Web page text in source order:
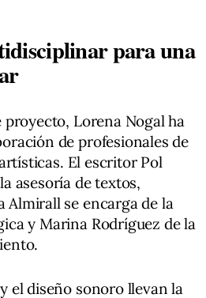
para una
Lorena Nogal ha
de profesionales de
El escritor Pol
asesoría de textos,
se encarga de la
y Marina Rodríguez de la
el diseño sonoro llevan la